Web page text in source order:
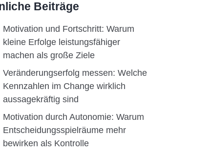
Beiträge
Motivation und Fortschritt: Warum
kleine Erfolge leistungsfähiger
machen als große Ziele
Veränderungserfolg messen: Welche
Kennzahlen im Change wirklich
aussagekräftig sind
Motivation durch Autonomie: Warum
Entscheidungsspielräume mehr
bewirken als Kontrolle